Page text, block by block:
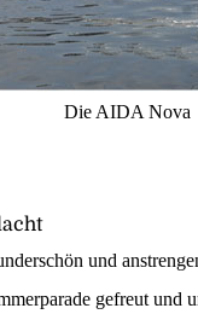
Die AIDA Nova
und
gefreut